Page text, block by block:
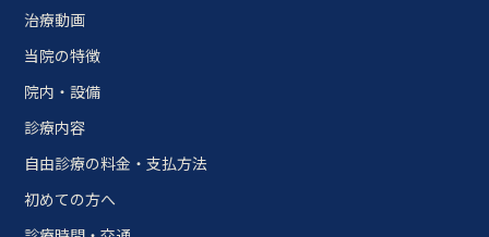
治療動画
当院の特徴
院内・設備
診療内容
自由診療の料金・支払方法
初めての方へ